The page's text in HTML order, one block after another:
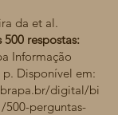
da et al.
respostas:
Informação
p. Disponível em:
digital/bi
perguntas-